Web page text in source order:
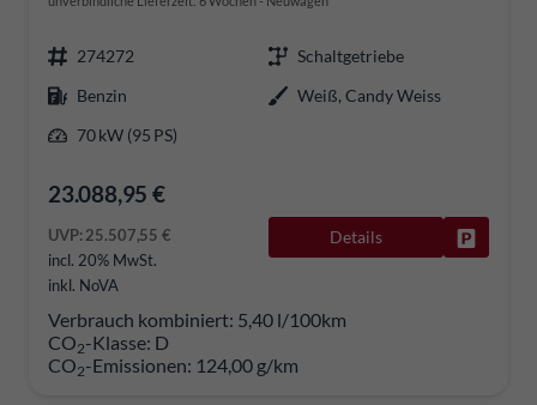
274272
Schaltgetriebe
Benzin
Weiß, Candy Weiss
70 kW (95 PS)
23.088,95 €
UVP:25.507,55 €
incl. 20% MwSt.
inkl. NoVA
Details
Verbrauch kombiniert: 5,40 l/100km
CO2-Klasse: D
CO2-Emissionen: 124,00 g/km